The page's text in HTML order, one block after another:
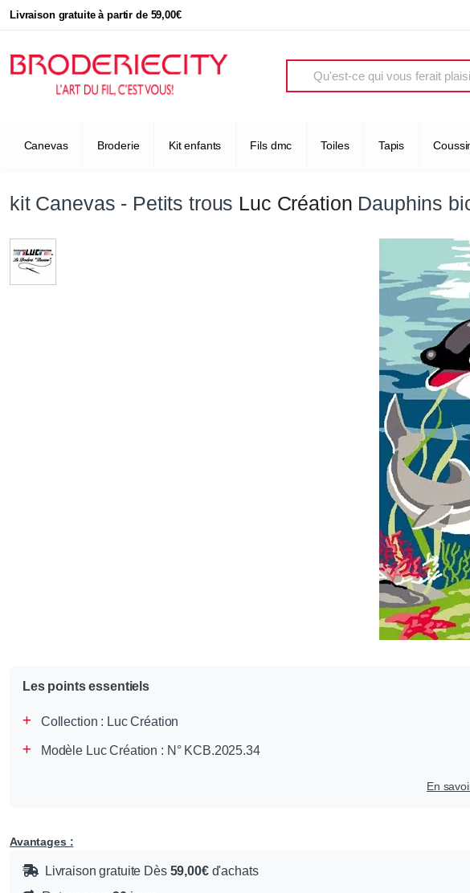
Livraison gratuite à partir de 59,00€
Canevas Broderie Kit enfants Fils dmc Toiles Tapis
kit Canevas - Petits trous Luc Création Dauphins
Les points essentiels
Collection : Luc Création
Modèle Luc Création : N° KCB.2025.34
En
Avantages :
Livraison gratuite Dès 59,00€d'achats